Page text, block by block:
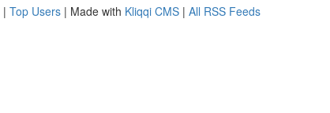
| Top Users | Made with Kliqqi CMS | All RSS Feeds